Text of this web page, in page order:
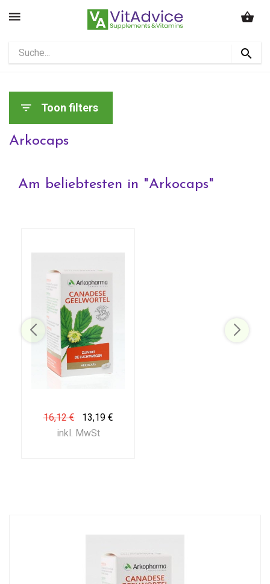
Toon filters
Arkocaps
Am beliebtesten in "Arkocaps"
16,12 €
13,19 €
inkl. MwSt